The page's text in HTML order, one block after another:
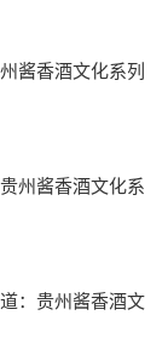
酱香酒文化系列
州酱香酒文化系
：贵州酱香酒文